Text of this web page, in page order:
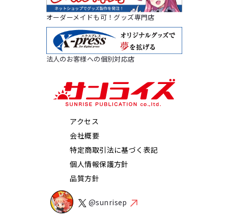
アクセス
会社概要
特定商取引法に基づく表記
個人情報保護方針
品質方針
@sunrisep
オーダーメイドも可！グッズ専門店
法人のお客様への個別対応店